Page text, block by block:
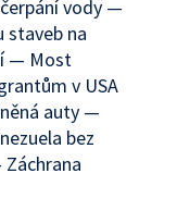
vody —
staveb na
— Most
v USA
auty —
bez